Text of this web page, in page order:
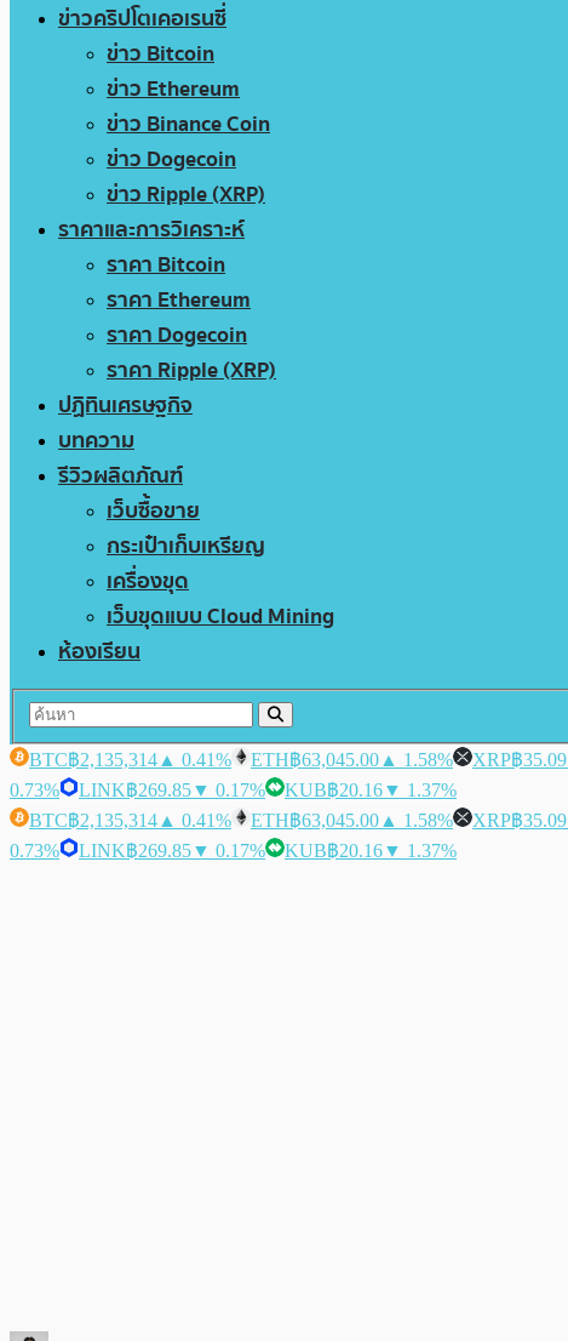
ข่าวคริปโตเคอเรนซี่
ข่าว Bitcoin
ข่าว Ethereum
ข่าว Binance Coin
ข่าว Dogecoin
ข่าว Ripple (XRP)
ราคาและการวิเคราะห์
ราคา Bitcoin
ราคา Ethereum
ราคา Dogecoin
ราคา Ripple (XRP)
ปฏิทินเศรษฐกิจ
บทความ
รีวิวผลิตภัณฑ์
เว็บซื้อขาย
กระเป๋าเก็บเหรียญ
เครื่องขุด
เว็บขุดแบบ Cloud Mining
ห้องเรียน
BTC฿2,135,314 ▲ 0.41% ETH฿63,045.00 ▲ 1.58% XRP฿35.09
0.73%
LINK฿269.85▼ 0.17% KUB฿20.16▼ 1.37%
BTC฿2,135,314 ▲ 0.41% ETH฿63,045.00 ▲ 1.58% XRP฿35.09
0.73%
LINK฿269.85▼ 0.17% KUB฿20.16▼ 1.37%